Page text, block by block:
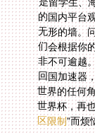
世界杯，再
区限制”而烦